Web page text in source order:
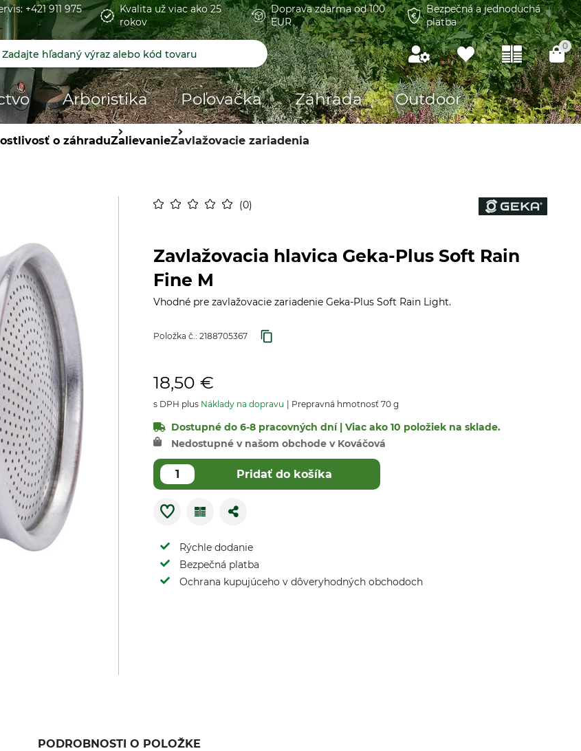
+421 911 975
Kvalita už viac ako 25
rokov
Doprava zdarma od 100
EUR
Bezpečná a jednoduchá
platba
0
Arboristika Poľovačka Záhrada Outdoor
o záhraduZalievanieZavlažovacie zariadenia
0
Zavlažovacia hlavica Geka-Plus Soft Rain
Fine M
Vhodné pre zavlažovacie zariadenie Geka-Plus Soft Rain Light.
Položka č.: 2188705367
18,50 €
s DPH plus Náklady na dopravu Prepravná hmotnosť 70 g
Dostupné do 6-8 pracovných dní | Viac ako 10 položiek na sklade.
Nedostupné v našom obchode v Kováčová
Pridať do košíka
Rýchle dodanie
Bezpečná platba
Ochrana kupujúceho v dôveryhodných obchodoch
PODROBNOSTI O POLOŽKE